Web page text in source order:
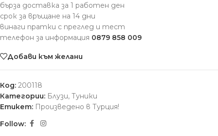
бърза доставка за 1 работен ден
срок за връщане на 14 дни
винаги пратки с преглед и тест
телефон за информация 0879 858 009
Добави към желани
Код: 200118
Категории: Блузи, Туники
Етикет: Произведено в Турция!
Follow: